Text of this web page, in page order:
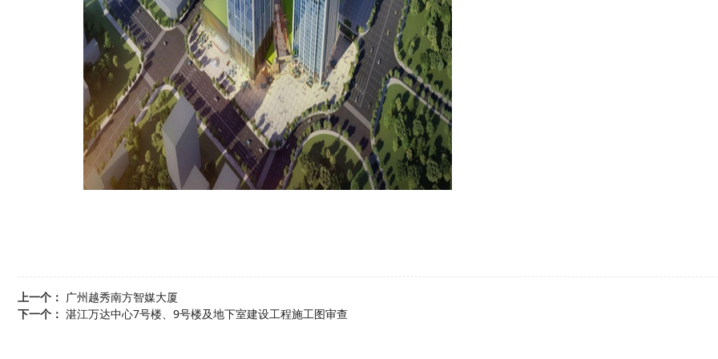
上一个： 广州越秀南方智媒大厦
下一个： 湛江万达中心7号楼、9号楼及地下室建设工程施工图审查